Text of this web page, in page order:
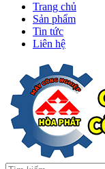
Trang chủ
Sản phẩm
Tin tức
Liên hệ